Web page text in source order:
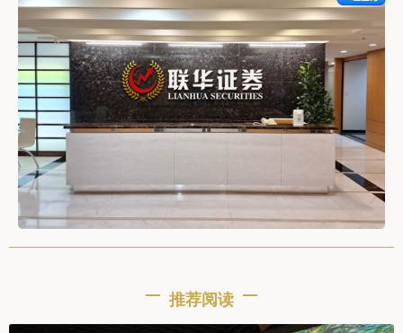
推荐阅读